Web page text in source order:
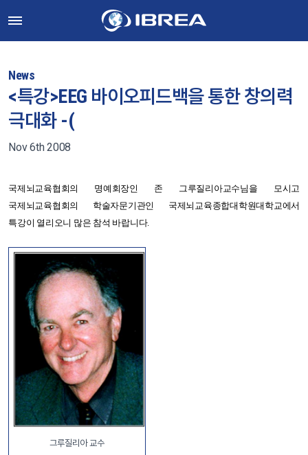
News
<특강>EEG 바이오피드백을 통한 창의력
극대화 -(
Nov 6th 2008
국제뇌교육협회의 명예회장인 존 그루질리아교수님을 모시고
국제뇌교육협회의 학술자문기관인 국제뇌교육종합대학원대학교에서
특강이 열리오니 많은 참석 바랍니다.
그루질리아 교수